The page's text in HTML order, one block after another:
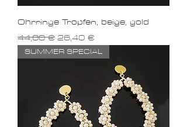
Ohrringe Tropfen, beige, gold
Standardpreis
44,00 €Sale-Preis
26,40 €
SUMMER SPECIAL